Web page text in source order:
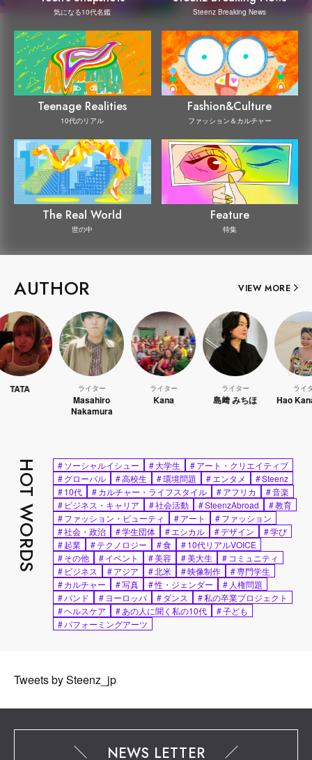
気になる10代名鑑 Steenz Breaking News
Teenage Realities
10代のリアル
Fashion&Culture
ファッション＆カルチャー
The Real World
世の中
Feature
特集
AUTHOR VIEW MORE
ライター ライター
Kana
ライター
島﨑 みちほ
ライター
Hao Kanayama
HOT WORDS #ソーシャルイシュー #大学生 #アート・クリエイティブ
#グローバル #高校生 #環境問題 #エンタメ #Steenz
#10代 #カルチャー・ライフスタイル #アフリカ #音楽
# ビジネス・キャリア #社会活動 #SteenzAbroad #教育
#ファッション・ビューティ #アート #ファッション
#社会・政治 #学生団体 #エシカル #デザイン #学び
#起業 #テクノロジー #食 #10代リアルVOICE
#その他 #イベント #美容 #美大生 # コミュニティ
# ビジネス #アジア #北米 #映像制作 #専門学生
#カルチャー #写真 #性・ジェンダー # 人権問題
#バンド #ヨーロッパ #ダンス #私の卒業プロジェクト
#ヘルスケア #あの人に聞く私の10代 #子ども
#パフォーミングアーツ
Tweets by Steenz_jp
NEWS LETTER